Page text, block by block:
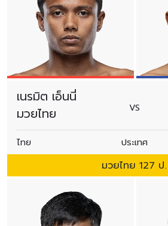
เนรมิต เอ็นนี่
มวยไทย
VS
ไทย ประเทศ
มวยไทย 127 ป.
คู่แข่ง
อีเวนต์
ดูไฮไลต์การแข่งขัน
สมัครเพื่อไม่พลาดข่า
เพื่อไม่พลาดข่าวสารของ ONE รีบ
เพื่อรับข้อมูลอัปเดตล่าสุดก่อนใคร
และสิทธิพิเศษในการเลือกที่นั่งที่ดีที่
อีเมล
ชื่อ
การส่งแบบฟอร์มนี้ถือว่าท่านให้ค